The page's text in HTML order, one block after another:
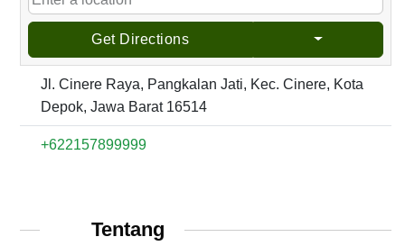
Get Directions
Jl. Cinere Raya, Pangkalan Jati, Kec. Cinere, Kota
Depok, Jawa Barat 16514
+622157899999
Tentang